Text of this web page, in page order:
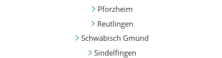
Pforzheim
Reutlingen
Schwäbisch Gmünd
Sindelfingen